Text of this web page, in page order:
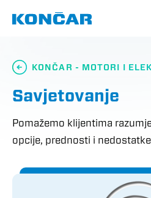
navigacija
(mobile)
KONČAR - MOTORI I
Savjetovanje
Pomažemo klijentima
opcije, prednosti i